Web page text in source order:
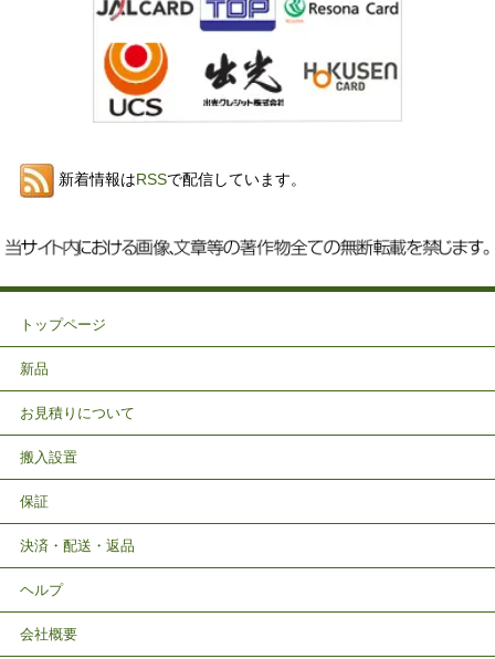
新着情報はRSSで配信しています。
トップページ
新品
お見積りについて
搬入設置
保証
決済・配送・返品
ヘルプ
会社概要